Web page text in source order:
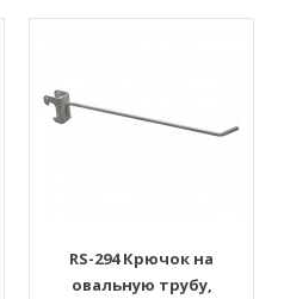
RS-294 Крючок на
овальную трубу,